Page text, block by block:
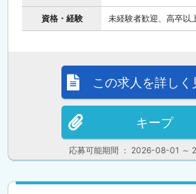
資格・経験 未経験者歓迎、高卒以
応募可能期間 ： 2026-08-01 ～
この求人を詳しく
キープ